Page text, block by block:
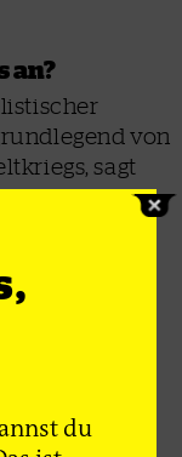
an?
von
sagt
–
EU-Staaten
du